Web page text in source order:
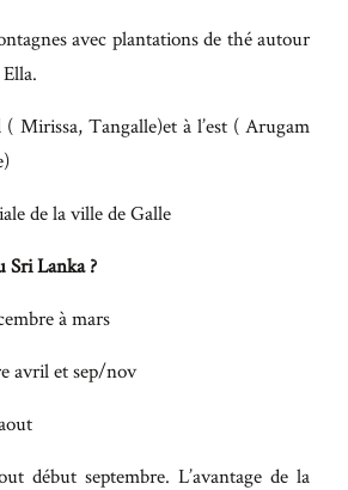
avec plantations de thé autour
( Mirissa, Tangalle)et à l’est ( Arugam
de la ville de Galle
Lanka ?
à mars
avril et sep/nov
début septembre. L’avantage de la